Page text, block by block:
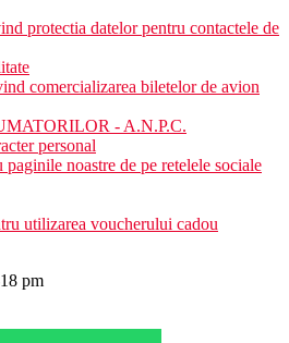
protectia datelor pentru contactele de
comercializarea biletelor de avion
- A.N.P.C.
personal
noastre de pe retelele sociale
utilizarea voucherului cadou
pm